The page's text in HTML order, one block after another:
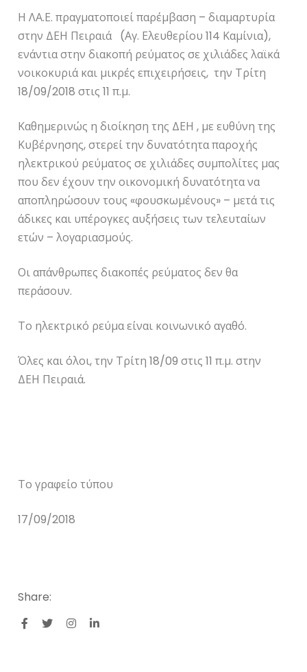
Η ΛΑ.Ε. πραγματοποιεί παρέμβαση – διαμαρτυρία
στην ΔΕΗ Πειραιά (Αγ. Ελευθερίου 114 Καμίνια),
ενάντια στην διακοπή ρεύματος σε χιλιάδες λαϊκά
νοικοκυριά και μικρές επιχειρήσεις, την Τρίτη
18/09/2018 στις 11 π.μ.
Καθημερινώς η διοίκηση της ΔΕΗ , με ευθύνη της
Κυβέρνησης, στερεί την δυνατότητα παροχής
ηλεκτρικού ρεύματος σε χιλιάδες συμπολίτες μας
που δεν έχουν την οικονομική δυνατότητα να
αποπληρώσουν τους «φουσκωμένους» – μετά τις
άδικες και υπέρογκες αυξήσεις των τελευταίων
ετών – λογαριασμούς.
Οι απάνθρωπες διακοπές ρεύματος δεν θα
περάσουν.
Το ηλεκτρικό ρεύμα είναι κοινωνικό αγαθό.
Όλες και όλοι, την Τρίτη 18/09 στις 11 π.μ. στην
ΔΕΗ Πειραιά.
Το γραφείο τύπου
17/09/2018
Share: